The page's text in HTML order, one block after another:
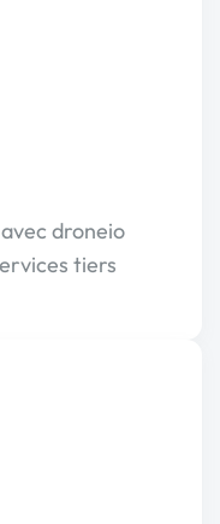
droneio
tiers